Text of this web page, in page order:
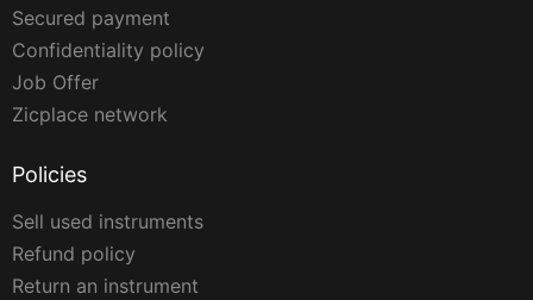
Secured payment
Confidentiality policy
Job Offer
Zicplace network
Policies
Sell used instruments
Refund policy
Return an instrument